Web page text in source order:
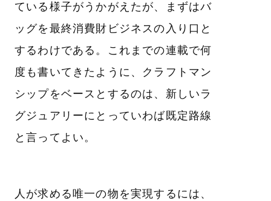
ている様子がうかがえたが、まずはバ
ッグを最終消費財ビジネスの入り口と
するわけである。これまでの連載で何
度も書いてきたように、クラフトマン
シップをベースとするのは、新しいラ
グジュアリーにとっていわば既定路線
と言ってよい。
人が求める唯一の物を実現するには、